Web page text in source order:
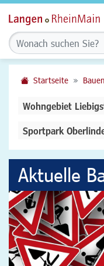
Startseite
Wohngebiet
Sportpark
Aktuelle